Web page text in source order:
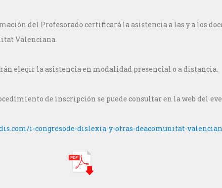
del Profesorado certificará la asistencia a las y a los
Valenciana.
elegir la asistencia en modalidad presencial o a distancia.
de inscripción se puede consultar en la web del
i-congresode-dislexia-y-otras-deacomunitat-